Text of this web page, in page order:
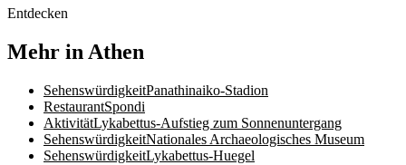
Entdecken
Mehr in Athen
SehenswürdigkeitPanathinaiko-Stadion
RestaurantSpondi
AktivitätLykabettus-Aufstieg zum Sonnenuntergang
SehenswürdigkeitNationales Archaeologisches Museum
SehenswürdigkeitLykabettus-Huegel